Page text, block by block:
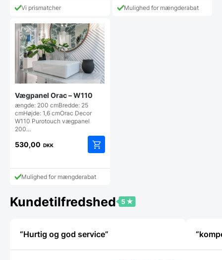
Vi prismatcher Mulighed for mængderabat
Vægpanel Orac – W110
ængde: 200 cmBredde: 25
cmHøjde: 1,6 cmOrac Decor
W110 Purotouch vægpanel
200…
530,00 DKK
Mulighed for mængderabat
Kundetilfredshed
“Hurtig og god service”